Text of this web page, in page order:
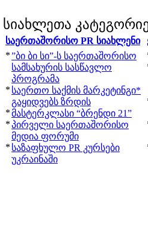
სიახლეთა
საერთაშორისო PR სიახლენი
*”ბი ბი სი”-ს საერთაშორისო
სამსახურის სასწავლო
პროგრამა
* საერთო საქმის მარკეტინგი*
გაყიდვებს ზრდის
*მასტერკლასი “ბრენდი 21”
*პირველი საერთაშორისო
მედია ფორუმი
* საზაფხულო PR კურსები
უკრაინაში